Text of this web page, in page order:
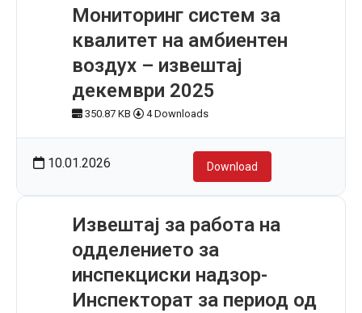
Мониторинг систем за
квалитет на амбиентен
воздух – извештај
декември 2025
350.87 KB 4 Downloads
10.01.2026 Download
Извештај за работа на
одделението за
инспекциски надзор-
Инспекторат за период од